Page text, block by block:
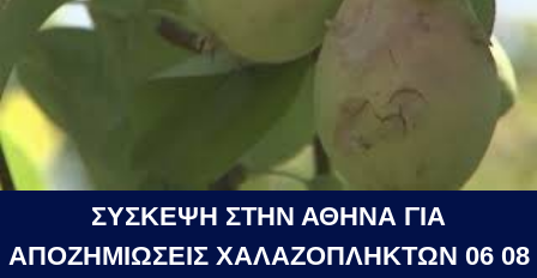
ΣΥΣΚΕΨΗ ΣΤΗΝ ΑΘΗΝΑ ΓΙΑ
ΑΠΟΖΗΜΙΩΣΕΙΣ ΧΑΛΑΖΟΠΛΗΚΤΩΝ 06 08